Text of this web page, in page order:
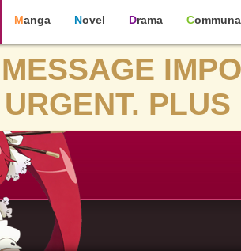
Manga Novel Drama
MESSAGE
URGENT.